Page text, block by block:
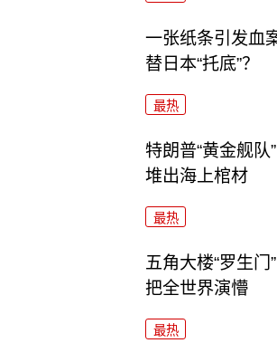
一张纸条引发血
替日本“托底”？
最热
特朗普“黄金舰
堆出海上棺材
最热
五角大楼“罗生
把全世界演懵
最热